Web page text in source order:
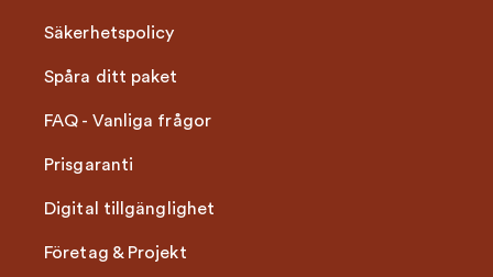
Säkerhetspolicy
Spåra ditt paket
FAQ - Vanliga frågor
Prisgaranti
Digital tillgänglighet
Företag & Projekt